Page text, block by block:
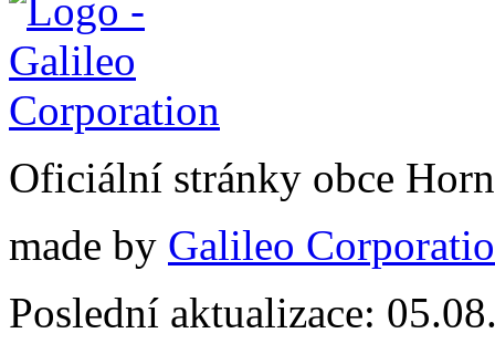
Oficiální stránky obce
made by Galileo
Poslední aktualizace: